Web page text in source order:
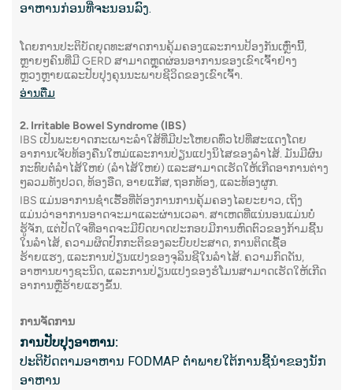
ຮ່າງກາ
ສິ່ງ​ທີ່​ກ
ອະໄວຍ
ອາຫານກ່ອນທີ່ຈະນອນລົງ.
ໂດຍການປະຕິບັດຍຸດທະສາດການຄຸ້ມຄອງແລະການປ້ອງກັນເຫຼົ່ານີ້,
ຫຼາຍໆຄົນທີ່ມີ GERD ສາມາດຫຼຸດຜ່ອນອາການຂອງເຂົາເຈົ້າຢ່າງ
ຫຼວງຫຼາຍແລະປັບປຸງຄຸນນະພາບຊີວິດຂອງເຂົາເຈົ້າ.
ອ່ານ​ຕື່ມ
2. Irritable Bowel Syndrome (IBS)
IBS ເປັນພະຍາດກະເພາະລໍາໃສ້ທີ່ມີປະໂຫຍດທົ່ວໄປທີ່ສະແດງໂດຍ
ອາການເຈັບທ້ອງຄືນໃຫມ່ແລະການປ່ຽນແປງນິໄສຂອງລໍາໄສ້. ມັນມີຜົນ
ກະທົບຕໍ່ລໍາໄສ້ໃຫຍ່ (ລໍາໄສ້ໃຫຍ່) ແລະສາມາດເຮັດໃຫ້ເກີດອາການຕ່າງ
ໆລວມທັງປວດ, ທ້ອງອືດ, ອາຍແກັສ, ຖອກທ້ອງ, ແລະທ້ອງຜູກ.
IBS ແມ່ນອາການຊໍາເຮື້ອທີ່ຕ້ອງການການຄຸ້ມຄອງໄລຍະຍາວ, ເຖິງ
ແມ່ນວ່າອາການອາດຈະມາແລະຜ່ານເວລາ. ສາເຫດທີ່ແນ່ນອນແມ່ນບໍ່
ຮູ້ຈັກ, ແຕ່ປັດໃຈທີ່ອາດຈະມີບົດບາດປະກອບມີການຫົດຕົວຂອງກ້າມຊີ້ນ
ໃນລໍາໄສ້, ຄວາມຜິດປົກກະຕິຂອງລະບົບປະສາດ, ການຕິດເຊື້ອ
ຮ້າຍແຮງ, ແລະການປ່ຽນແປງຂອງຈຸລິນຊີໃນລໍາໄສ້. ຄວາມກົດດັນ,
ອາຫານບາງຊະນິດ, ແລະການປ່ຽນແປງຂອງຮໍໂມນສາມາດເຮັດໃຫ້ເກີດ
ອາການຫຼືຮ້າຍແຮງຂຶ້ນ.
ການຈັດການ
ການ​ປັບ​ປຸງ​ອາ​ຫານ​:
ປະຕິບັດຕາມອາຫານ FODMAP ຕ່ໍາພາຍໃຕ້ການຊີ້ນໍາຂອງນັກ
ອາຫານ